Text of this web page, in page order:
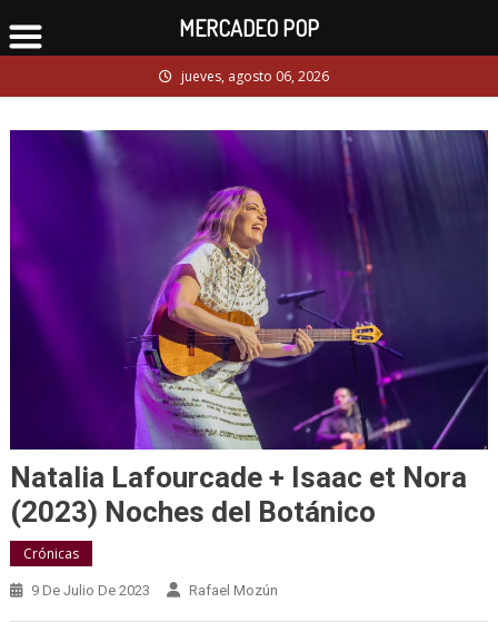
to
jueves, agosto 06, 2026
Natalia Lafourcade + Isaac et Nora
(2023) Noches del Botánico
Crónicas
9 De Julio De 2023 Rafael Mozún
MERCADEO POP